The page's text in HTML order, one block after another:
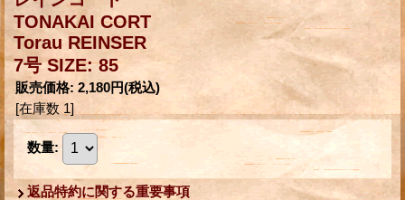
TONAKAI CORT
Torau REINSER
7号 SIZE: 85
販売価格: 2,180円(税込)
[在庫数 1]
数量:
返品特約に関する重要事項